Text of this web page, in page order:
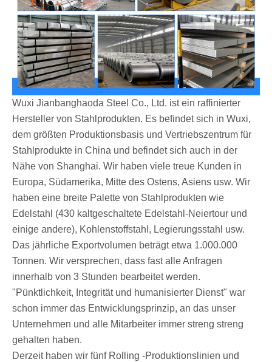
Wuxi Jianbanghaoda Steel Co., Ltd. ist ein raffinierter
Hersteller von Stahlprodukten. Es befindet sich in Wuxi,
dem größten Produktionsbasis und Vertriebszentrum für
Stahlprodukte in China und befindet sich auch in der
Nähe von Shanghai. Wir haben viele treue Kunden in
Europa, Südamerika, Mitte des Ostens, Asiens usw. Wir
haben eine breite Palette von Stahlprodukten wie
Edelstahl (430 kaltgeschaltete Edelstahl-Neiertour und
einige andere), Kohlenstoffstahl, Legierungsstahl usw.
Das jährliche Exportvolumen beträgt etwa 1.000.000
Tonnen. Wir versprechen, dass fast alle Anfragen
innerhalb von 3 Stunden bearbeitet werden.
"Pünktlichkeit, Integrität und humanisierter Dienst" war
schon immer das Entwicklungsprinzip, an das unser
Unternehmen und alle Mitarbeiter immer streng streng
gehalten haben.
Derzeit haben wir fünf Rolling -Produktionslinien und